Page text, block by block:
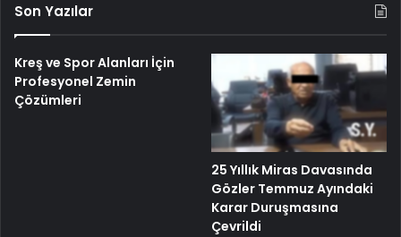
Son Yazılar
Kreş ve Spor Alanları İçin
Profesyonel Zemin
Çözümleri
25 Yıllık Miras Davasında
Gözler Temmuz Ayındaki
Karar Duruşmasına
Çevrildi